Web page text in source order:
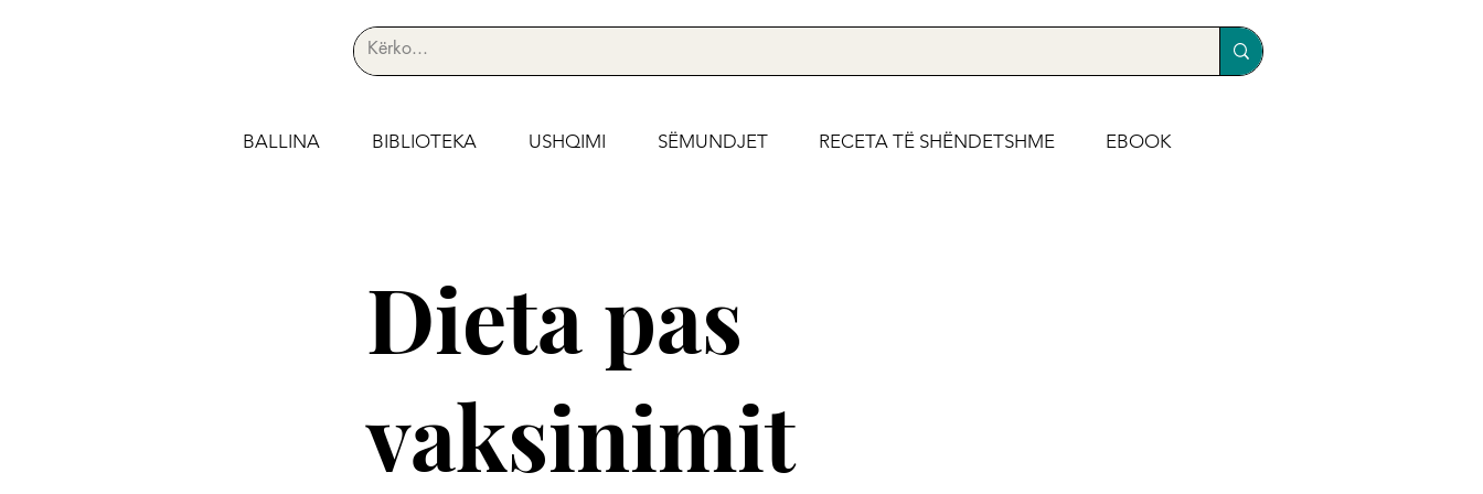
BALLINA BIBLIOTEKA USHQIMI SËMUNDJET RECETA TË SHËNDETSHME EBOOK
Dieta pas
vaksinimit